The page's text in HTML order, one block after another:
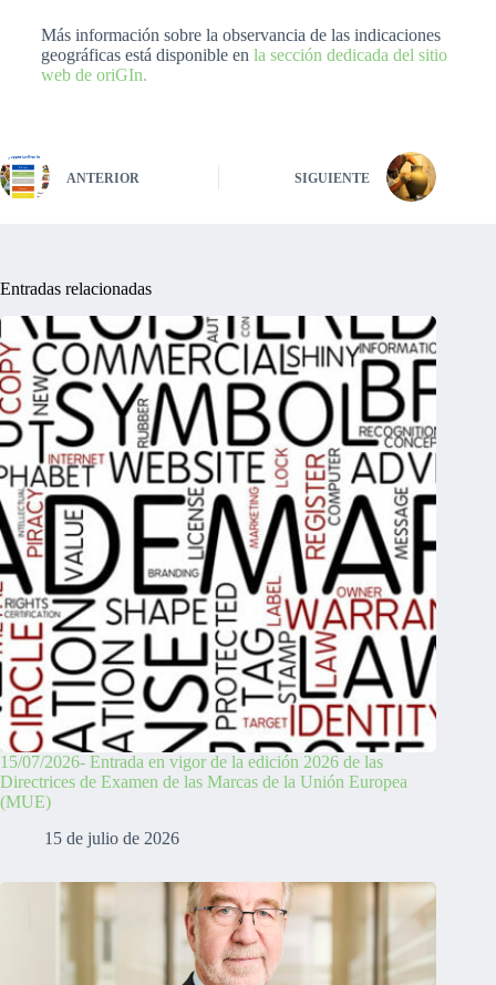
Más información sobre la observancia de las indicaciones
geográficas está disponible en la sección dedicada del sitio
web de oriGIn.
ANTERIOR SIGUIENTE
Entradas relacionadas
15/07/2026- Entrada en vigor de la edición 2026 de las
Directrices de Examen de las Marcas de la Unión Europea
(MUE)
15 de julio de 2026